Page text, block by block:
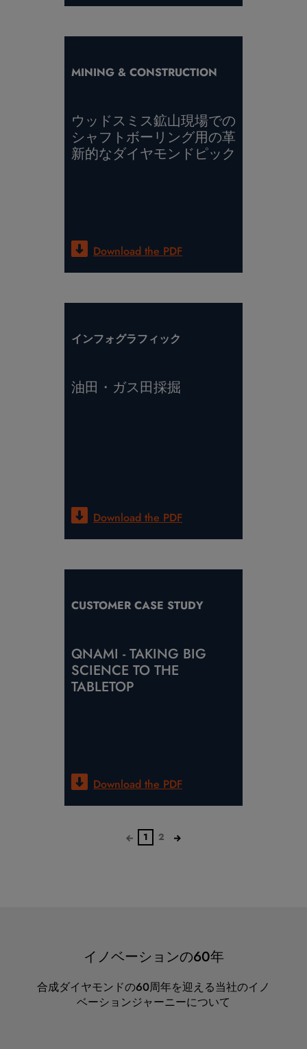
MINING & CONSTRUCTION
ウッドスミス鉱山現場での
シャフトボーリング用の革
新的なダイヤモンドピック
Download the PDF
インフォグラフィック
油田・ガス田採掘
Download the PDF
CUSTOMER CASE STUDY
QNAMI - TAKING BIG
SCIENCE TO THE
TABLETOP
Download the PDF
1 2
イノベーションの60年
合成ダイヤモンドの60周年を迎える当社のイノ
ベーションジャーニーについて